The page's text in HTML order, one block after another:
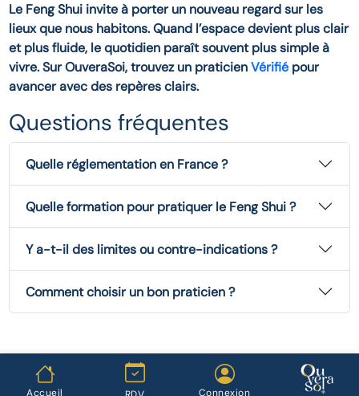
Le Feng Shui invite à porter un nouveau regard sur les
lieux que nous habitons. Quand l’espace devient plus clair
et plus fluide, le quotidien paraît souvent plus simple à
vivre. Sur OuveraSoi, trouvez un praticienVérifié pour
avancer avec des repères clairs.
Questions fréquentes
Quelle réglementation en France ?
Quelle formation pour pratiquer le Feng Shui ?
Y a-t-il des limites ou contre-indications ?
Comment choisir un bon praticien ?
Accueil Connexion